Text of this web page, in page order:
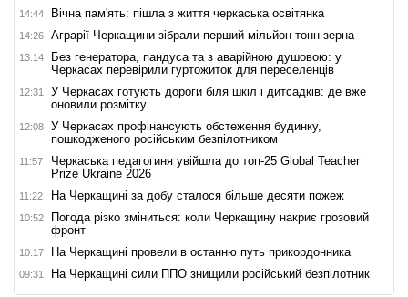
14:44 Вічна пам'ять: пішла з життя черкаська освітянка
14:26 Аграрії Черкащини зібрали перший мільйон тонн зерна
13:14
Без генератора, пандуса та з аварійною душовою: у
Черкасах перевірили гуртожиток для переселенців
12:31
У Черкасах готують дороги біля шкіл і дитсадків: де вже
оновили розмітку
12:08
У Черкасах профінансують обстеження будинку,
пошкодженого російським безпілотником
11:57
Черкаська педагогиня увійшла до топ-25 Global Teacher
Prize Ukraine 2026
11:22 На Черкащині за добу сталося більше десяти пожеж
10:52
Погода різко зміниться: коли Черкащину накриє грозовий
фронт
10:17 На Черкащині провели в останню путь прикордонника
09:31 На Черкащині сили ППО знищили російський безпілотник